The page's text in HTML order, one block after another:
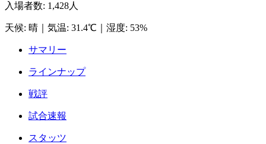
入場者数: 1,428人
天候: 晴 気温: 31.4℃ 湿度: 53%
サマリー
ラインナップ
戦評
試合速報
スタッツ